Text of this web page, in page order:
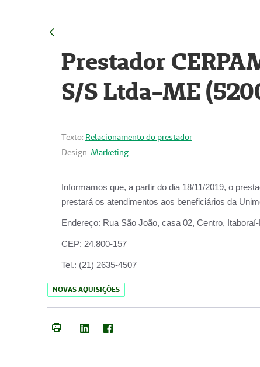
Prestador
S/S Ltda-ME
Texto: Relacionamento do prestador
Design: Marketing
Informamos que, a partir do dia 18/11/2019, o
prestará os atendimentos aos beneficiários da
Endereço: Rua São João, casa 02, Centro,
CEP: 24.800-157
Tel.: (21) 2635-4507
NOVAS AQUISIÇÕES